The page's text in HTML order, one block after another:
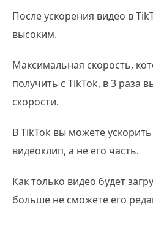
После ускорения видео в
высоким.
Максимальная скорость,
получить с TikTok, в 3 раза
скорости.
В TikTok вы можете
видеоклип, а не его часть.
Как только видео будет
больше не сможете его